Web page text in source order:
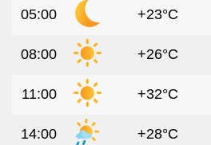
05:00 +23°C
08:00 +26°C
11:00 +32°C
14:00 +28°C